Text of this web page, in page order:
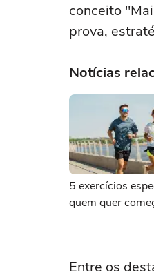
conceito
prova,
Notícias
5 exercícios
quem quer
Entre os